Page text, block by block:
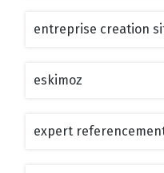
entreprise creation
eskimoz
expert